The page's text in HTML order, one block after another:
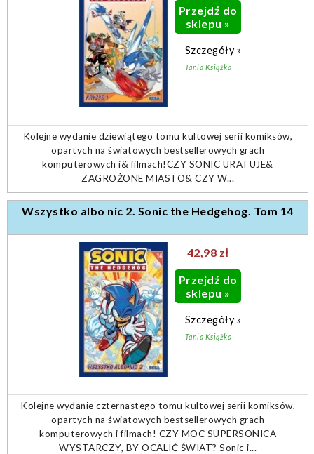
Przejdź do
sklepu »
Szczegóły »
Tania Książka
Kolejne wydanie dziewiątego tomu kultowej serii komiksów,
opartych na światowych bestsellerowych grach
komputerowych i& filmach!CZY SONIC URATUJE&
ZAGROŻONE MIASTO& CZY W...
Wszystko albo nic 2. Sonic the Hedgehog. Tom 14
42,98 zł
Przejdź do
sklepu »
Szczegóły »
Tania Książka
Kolejne wydanie czternastego tomu kultowej serii komiksów,
opartych na światowych bestsellerowych grach
komputerowych i filmach! CZY MOC SUPERSONICA
WYSTARCZY, BY OCALIĆ ŚWIAT? Sonic i...